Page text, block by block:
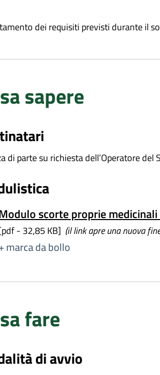
dei requisiti previsti durante il
sapere
di parte su richiesta dell’Operatore
scorte proprie
- 32,85 KB] (il link apre una nuova
marca da bollo
fare
di avvio